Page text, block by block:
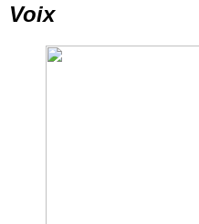
Voix